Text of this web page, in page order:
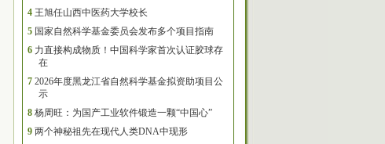
4 王旭任山西中医药大学校长
5 国家自然科学基金委员会发布多个项目指南
6 力直接构成物质！中国科学家首次认证胶球存
在
7 2026年度黑龙江省自然科学基金拟资助项目公
示
8 杨周旺：为国产工业软件锻造一颗“中国心”
9 两个神秘祖先在现代人类DNA中现形